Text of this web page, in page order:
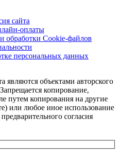
сайта
оплаты
обработки Cookie-файлов
персональных данных
являются объектами авторского
копирование,
путем копирования на другие
или любое иное использование
согласия